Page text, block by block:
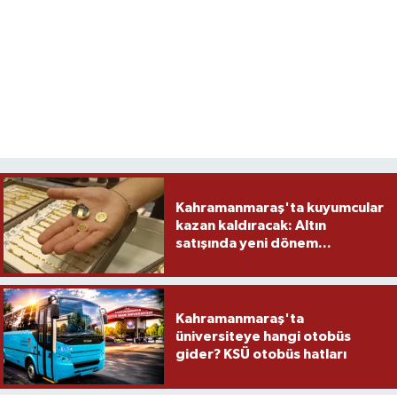
Kahramanmaraş'ta kuyumcular
kazan kaldıracak: Altın
satışında yeni dönem...
Kahramanmaraş'ta
üniversiteye hangi otobüs
gider? KSÜ otobüs hatları